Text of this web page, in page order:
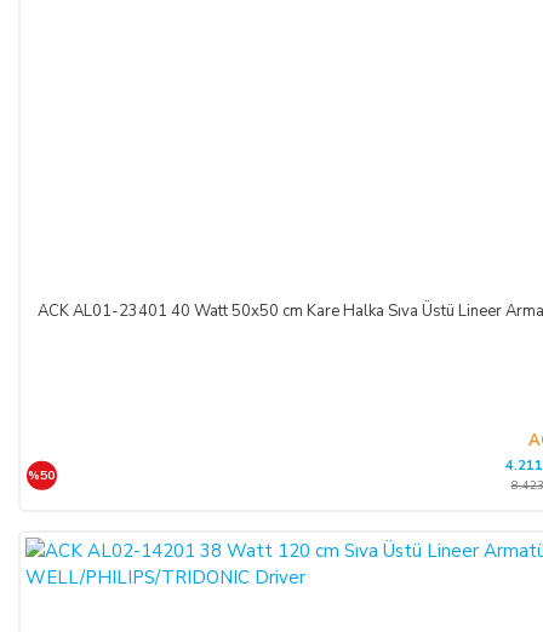
ACK AL01-23401 40 Watt 50x50 cm Kare Halka Sıva Üstü Lineer
%50